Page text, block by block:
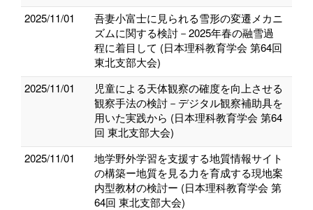
2025/11/01
吾妻小富士に見られる雪形の変遷メカニ
ズムに関する検討－2025年春の融雪過
程に着目して (日本理科教育学会 第64回
東北支部大会)
2025/11/01
児童による天体観察の確度を向上させる
観察手法の検討－デジタル観察補助具を
用いた実践から (日本理科教育学会 第64
回 東北支部大会)
2025/11/01
地学野外学習を支援する地質情報サイト
の構築ー地質を見る力を育成する現地案
内型教材の検討ー (日本理科教育学会 第
64回 東北支部大会)